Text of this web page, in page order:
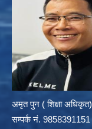
अमृत पुन ( शिक्षा अधिकृत)
सम्पर्क न‌ं. 9858391151